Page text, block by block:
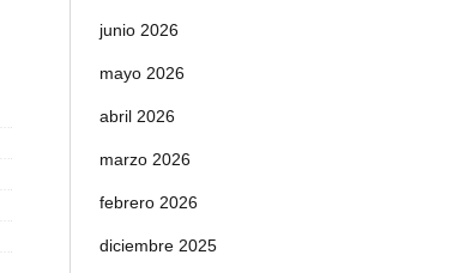
junio 2026
mayo 2026
abril 2026
marzo 2026
febrero 2026
diciembre 2025